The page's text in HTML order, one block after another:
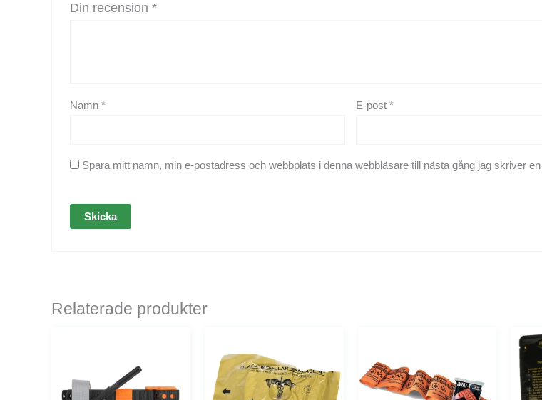
Din recension*
Namn* E-post*
Spara mitt namn, min e-postadress och webbplats i denna webbläsare till nästa gång jag skriver
Relaterade produkter